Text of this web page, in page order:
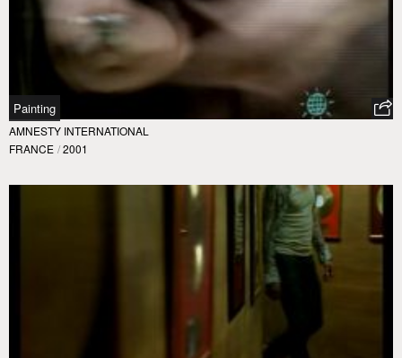
Painting
AMNESTY INTERNATIONAL
FRANCE / 2001